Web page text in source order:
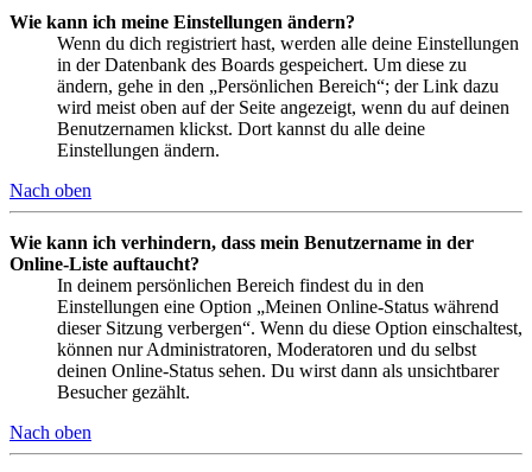
Wie kann ich meine Einstellungen ändern?
Wenn du dich registriert hast, werden alle deine Einstellungen
in der Datenbank des Boards gespeichert. Um diese zu
ändern, gehe in den „Persönlichen Bereich“; der Link dazu
wird meist oben auf der Seite angezeigt, wenn du auf deinen
Benutzernamen klickst. Dort kannst du alle deine
Einstellungen ändern.
Nach oben
Wie kann ich verhindern, dass mein Benutzername in der
Online-Liste auftaucht?
In deinem persönlichen Bereich findest du in den
Einstellungen eine Option „Meinen Online-Status während
dieser Sitzung verbergen“. Wenn du diese Option einschaltest,
können nur Administratoren, Moderatoren und du selbst
deinen Online-Status sehen. Du wirst dann als unsichtbarer
Besucher gezählt.
Nach oben